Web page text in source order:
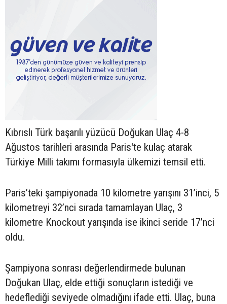
Kıbrıslı Türk başarılı yüzücü Doğukan Ulaç 4-8
Ağustos tarihleri arasında Paris'te kulaç atarak
Türkiye Milli takımı formasıyla ülkemizi temsil etti.
Paris’teki şampiyonada 10 kilometre yarışını 31’inci, 5
kilometreyi 32’nci sırada tamamlayan Ulaç, 3
kilometre Knockout yarışında ise ikinci seride 17’nci
oldu.
Şampiyona sonrası değerlendirmede bulunan
Doğukan Ulaç, elde ettiği sonuçların istediği ve
hedeflediği seviyede olmadığını ifade etti. Ulaç, buna